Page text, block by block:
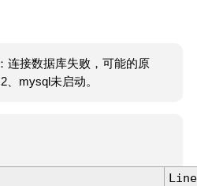
连接数据库失败，可能的原
、mysql未启动。
Line